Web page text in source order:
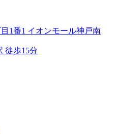
1番1 イオンモール神戸南
徒歩15分